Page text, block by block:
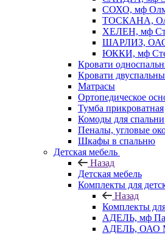
СОХО, мф
ТОСКАНА,
ХЕЛЕН, мф
ШАРЛИЗ,
ЮККИ, мф
Кровати
Кровати
Матрасы
Ортопедическое
Тумба прикроватная
Комоды для спальни
Пеналы, угловые
Шкафы в спальню
Детская мебель
Назад
Детская мебель
Комплекты для
Назад
Комплекты
АДЕЛЬ, мф
АДЕЛЬ, ОАО